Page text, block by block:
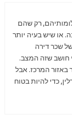
רק שהם
או שיש בעיה יותר
שכר דירה
חושב שזה המצב.
באזור המרכז. אבל
כדי להיות בטוח